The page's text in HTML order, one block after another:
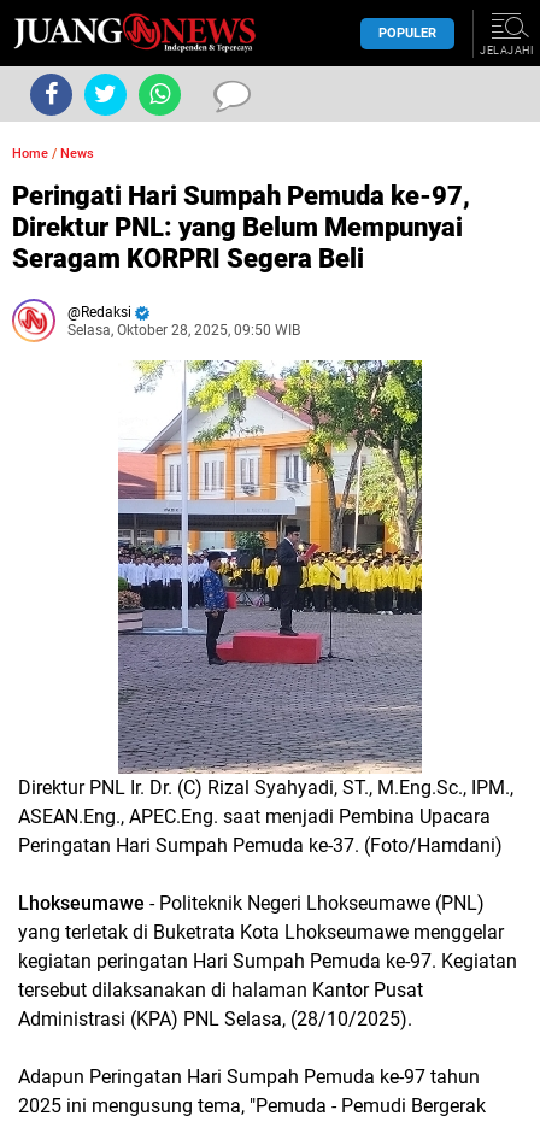
POPULER
JELAJAHI
Home / News
Peringati Hari Sumpah Pemuda ke-97,
Direktur PNL: yang Belum Mempunyai
Seragam KORPRI Segera Beli
Redaksi
Selasa, Oktober 28, 2025, 09:50 WIB
Direktur PNL Ir. Dr. (C) Rizal Syahyadi, ST., M.Eng.Sc., IPM.,
ASEAN.Eng., APEC.Eng. saat menjadi Pembina Upacara
Peringatan Hari Sumpah Pemuda ke-37. (Foto/Hamdani)
Lhokseumawe - Politeknik Negeri Lhokseumawe (PNL)
yang terletak di Buketrata Kota Lhokseumawe menggelar
kegiatan peringatan Hari Sumpah Pemuda ke-97. Kegiatan
tersebut dilaksanakan di halaman Kantor Pusat
Administrasi (KPA) PNL Selasa, (28/10/2025).
Adapun Peringatan Hari Sumpah Pemuda ke-97 tahun
2025 ini mengusung tema, "Pemuda - Pemudi Bergerak